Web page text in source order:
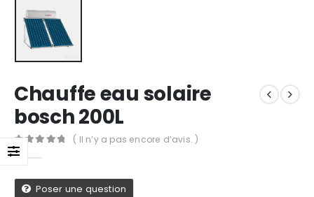
Chauffe eau solaire
bosch 200L
0Sur 5
( Il n’y a pas encore d’avis. )
Poser une question